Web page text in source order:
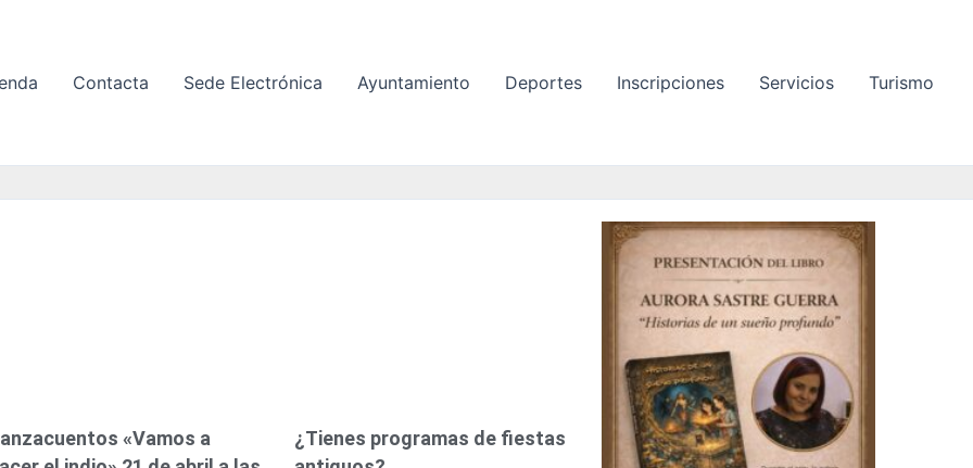
Contacta Sede Electrónica Ayuntamiento Deportes Inscripciones Servicios Turismo
«Vamos a
¿Tienes programas de fiestas